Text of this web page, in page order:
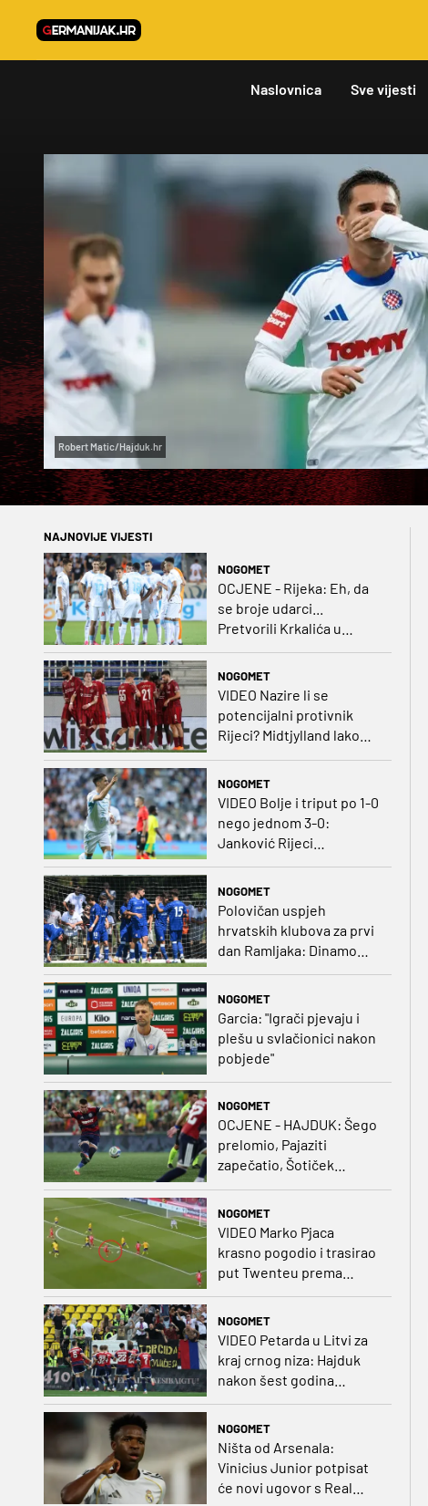
Naslovnica Sve vijesti
Robert Matic/Hajduk.hr
NAJNOVIJE VIJESTI
NOGOMET
OCJENE - Rijeka: Eh, da
se broje udarci...
Pretvorili Krkalića u
NOGOMET
VIDEO Nazire li se
potencijalni protivnik
Rijeci? Midtjylland lako
NOGOMET
VIDEO Bolje i triput po 1-0
nego jednom 3-0:
Janković Rijeci
projektilom donio slavlje
protivnika
NOGOMET
Polovičan uspjeh
hrvatskih klubova za prvi
dan Ramljaka: Dinamo
poražen od Juventusa,
NOGOMET
Garcia: "Igrači pjevaju i
plešu u svlačionici nakon
pobjede"
NOGOMET
OCJENE - HAJDUK: Šego
prelomio, Pajaziti
zapečatio, Šotiček
NOGOMET
VIDEO Marko Pjaca
krasno pogodio i trasirao
put Twenteu prema
važnoj pobjedi
NOGOMET
VIDEO Petarda u Litvi za
kraj crnog niza: Hajduk
nakon šest godina
NOGOMET
Ništa od Arsenala:
Vinicius Junior potpisat
će novi ugovor s Real